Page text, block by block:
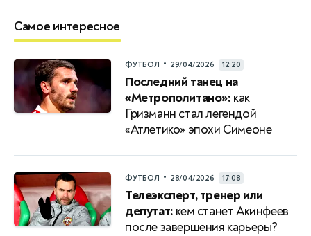
Самое интересное
ФУТБОЛ • 29/04/2026 12:20
Последний танец на
«Метрополитано»: как
Гризманн стал легендой
«Атлетико» эпохи Симеоне
ФУТБОЛ • 28/04/2026 17:08
Телеэксперт, тренер или
депутат: кем станет Акинфеев
после завершения карьеры?